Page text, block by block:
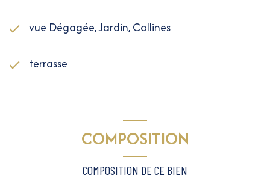
vue Dégagée, Jardin, Collines
terrasse
COMPOSITION
COMPOSITION DE CE BIEN